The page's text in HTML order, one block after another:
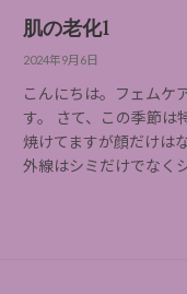
肌の老化1
2024年9月6日
こんにちは。フェムケ
す。 さて、この季節は
焼けてますが顔だけは
外線はシミだけでなく